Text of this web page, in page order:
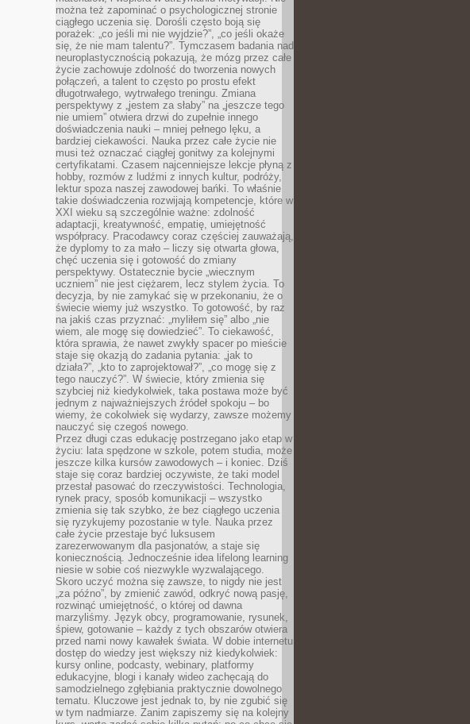
można też zapominać o psychologicznej stronie
ciągłego uczenia się. Dorośli często boją się
porażek: „co jeśli mi nie wyjdzie?”, „co jeśli okaże
się, że nie mam talentu?”. Tymczasem badania nad
neuroplastycznością pokazują, że mózg przez całe
życie zachowuje zdolność do tworzenia nowych
połączeń, a talent to często po prostu efekt
długotrwałego, wytrwałego treningu. Zmiana
perspektywy z „jestem za słaby” na „jeszcze tego
nie umiem” otwiera drzwi do zupełnie innego
doświadczenia nauki – mniej pełnego lęku, a
bardziej ciekawości. Nauka przez całe życie nie
musi też oznaczać ciągłej gonitwy za kolejnymi
certyfikatami. Czasem najcenniejsze lekcje płyną z
hobby, rozmów z ludźmi z innych kultur, podróży,
lektur spoza naszej zawodowej bańki. To właśnie
takie doświadczenia rozwijają kompetencje, które w
XXI wieku są szczególnie ważne: zdolność
adaptacji, kreatywność, empatię, umiejętność
współpracy. Pracodawcy coraz częściej zauważają,
że dyplomy to za mało – liczy się otwarta głowa,
chęć uczenia się i gotowość do zmiany
perspektywy. Ostatecznie bycie „wiecznym
uczniem” nie jest ciężarem, lecz stylem życia. To
decyzja, by nie zamykać się w przekonaniu, że o
świecie wiemy już wszystko. To gotowość, by raz
na jakiś czas przyznać: „myliłem się” albo „nie
wiem, ale mogę się dowiedzieć”. To ciekawość,
która sprawia, że nawet zwykły spacer po mieście
staje się okazją do zadania pytania: „jak to
działa?”, „kto to zaprojektował?”, „co mogę się z
tego nauczyć?”. W świecie, który zmienia się
szybciej niż kiedykolwiek, taka postawa może być
jednym z najważniejszych źródeł spokoju – bo
wiemy, że cokolwiek się wydarzy, zawsze możemy
nauczyć się czegoś nowego.
Przez długi czas edukację postrzegano jako etap w
życiu: lata spędzone w szkole, potem studia, może
jeszcze kilka kursów zawodowych – i koniec. Dziś
staje się coraz bardziej oczywiste, że taki model
przestał pasować do rzeczywistości. Technologia,
rynek pracy, sposób komunikacji – wszystko
zmienia się tak szybko, że bez ciągłego uczenia
się ryzykujemy pozostanie w tyle. Nauka przez
całe życie przestaje być luksusem
zarezerwowanym dla pasjonatów, a staje się
koniecznością. Jednocześnie idea lifelong learning
niesie w sobie coś niezwykle wyzwalającego.
Skoro uczyć można się zawsze, to nigdy nie jest
„za późno”, by zmienić zawód, odkryć nową pasję,
rozwinąć umiejętność, o której od dawna
marzyliśmy. Język obcy, programowanie, rysunek,
śpiew, gotowanie – każdy z tych obszarów otwiera
przed nami nowy kawałek świata. W dobie internetu
dostęp do wiedzy jest większy niż kiedykolwiek:
kursy online, podcasty, webinary, platformy
edukacyjne, blogi i kanały wideo zachęcają do
samodzielnego zgłębiania praktycznie dowolnego
tematu. Kluczowe jest jednak to, by nie zgubić się
w tym nadmiarze. Zanim zapiszemy się na kolejny